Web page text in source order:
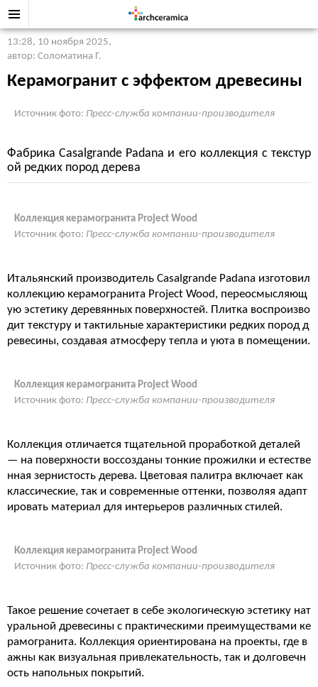
13:28, 10 ноября 2025,
автор: Соломатина Г.
Керамогранит с эффектом древесины
Источник фото: Пресс-служба компании-производителя
Фабрика Casalgrande Padana и его коллекция с текстур
ой редких пород дерева
Коллекция керамогранита Project Wood
Источник фото: Пресс-служба компании-производителя
Итальянский производитель Casalgrande Padana изготовил
коллекцию керамогранита Project Wood, переосмысляющ
ую эстетику деревянных поверхностей. Плитка воспроизво
дит текстуру и тактильные характеристики редких пород д
ревесины, создавая атмосферу тепла и уюта в помещении.
Коллекция керамогранита Project Wood
Источник фото: Пресс-служба компании-производителя
Коллекция отличается тщательной проработкой деталей
— на поверхности воссозданы тонкие прожилки и естестве
нная зернистость дерева. Цветовая палитра включает как
классические, так и современные оттенки, позволяя адапт
ировать материал для интерьеров различных стилей.
Коллекция керамогранита Project Wood
Источник фото: Пресс-служба компании-производителя
Такое решение сочетает в себе экологическую эстетику нат
уральной древесины с практическими преимуществами ке
рамогранита. Коллекция ориентирована на проекты, где в
ажны как визуальная привлекательность, так и долговечн
ость напольных покрытий.